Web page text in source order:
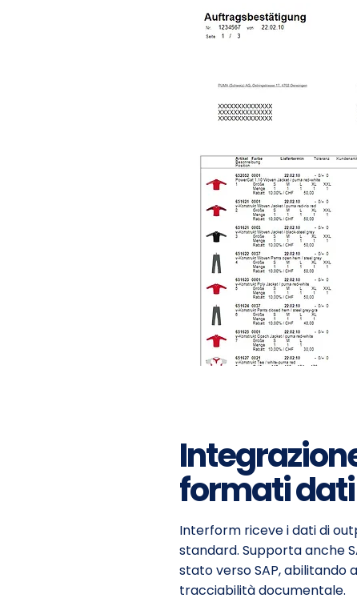
formati dati
Interform riceve i dati di
standard. Supporta anche
stato verso SAP, abilitando
tracciabilità documentale.